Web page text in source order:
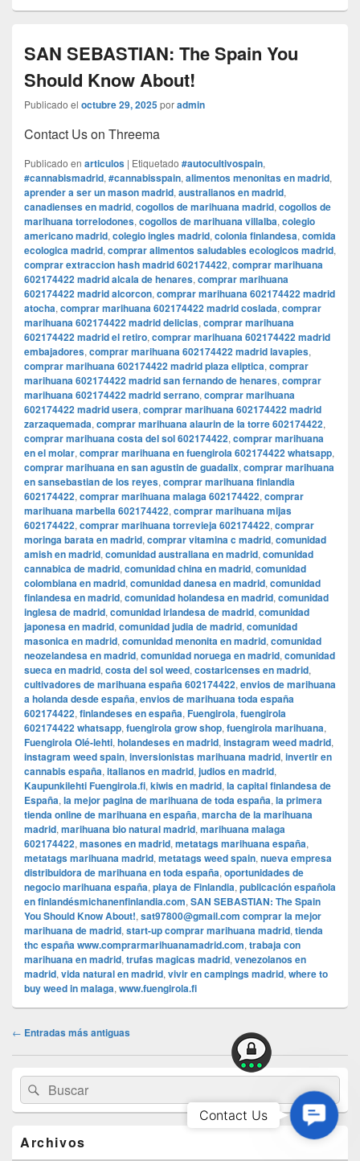
SAN SEBASTIAN: The Spain You
Should Know About!
Publicado el octubre 29, 2025poradmin
Contact Us on Threema
Publicado en articulos | Etiquetado #autocultivospain,
#cannabismadrid, #cannabisspain, alimentos menonitas en madrid,
aprender a ser un mason madrid, australianos en madrid,
canadienses en madrid, cogollos de marihuana madrid, cogollos de
marihuana torrelodones, cogollos de marihuana villalba, colegio
americano madrid, colegio ingles madrid, colonia finlandesa, comida
ecologica madrid, comprar alimentos saludables ecologicos madrid,
comprar extraccion hash madrid 602174422, comprar marihuana
602174422 madrid alcala de henares, comprar marihuana
602174422 madrid alcorcon, comprar marihuana 602174422 madrid
atocha, comprar marihuana 602174422 madrid coslada, comprar
marihuana 602174422 madrid delicias, comprar marihuana
602174422 madrid el retiro, comprar marihuana 602174422 madrid
embajadores, comprar marihuana 602174422 madrid lavapies,
comprar marihuana 602174422 madrid plaza eliptica, comprar
marihuana 602174422 madrid san fernando de henares, comprar
marihuana 602174422 madrid serrano, comprar marihuana
602174422 madrid usera, comprar marihuana 602174422 madrid
zarzaquemada, comprar marihuana alaurin de la torre 602174422,
comprar marihuana costa del sol 602174422, comprar marihuana
en el molar, comprar marihuana en fuengirola 602174422 whatsapp,
comprar marihuana en san agustin de guadalix, comprar marihuana
en sansebastian de los reyes, comprar marihuana finlandia
602174422, comprar marihuana malaga 602174422, comprar
marihuana marbella 602174422, comprar marihuana mijas
602174422, comprar marihuana torrevieja 602174422, comprar
moringa barata en madrid, comprar vitamina c madrid, comunidad
amish en madrid, comunidad australiana en madrid, comunidad
cannabica de madrid, comunidad china en madrid, comunidad
colombiana en madrid, comunidad danesa en madrid, comunidad
finlandesa en madrid, comunidad holandesa en madrid, comunidad
inglesa de madrid, comunidad irlandesa de madrid, comunidad
japonesa en madrid, comunidad judia de madrid, comunidad
masonica en madrid, comunidad menonita en madrid, comunidad
neozelandesa en madrid, comunidad noruega en madrid, comunidad
sueca en madrid, costa del sol weed, costaricenses en madrid,
cultivadores de marihuana españa 602174422, envios de marihuana
a holanda desde españa, envios de marihuana toda españa
602174422, finlandeses en españa, Fuengirola, fuengirola
602174422 whatsapp, fuengirola grow shop, fuengirola marihuana,
Fuengirola Olé-lehti, holandeses en madrid, instagram weed madrid,
instagram weed spain, inversionistas marihuana madrid, invertir en
cannabis españa, italianos en madrid, judios en madrid,
Kaupunkilehti Fuengirola.fi, kiwis en madrid, la capital finlandesa de
España, la mejor pagina de marihuana de toda españa, la primera
tienda online de marihuana en españa, marcha de la marihuana
madrid, marihuana bio natural madrid, marihuana malaga
602174422, masones en madrid, metatags marihuana españa,
metatags marihuana madrid, metatags weed spain, nueva empresa
distribuidora de marihuana en toda españa, oportunidades de
negocio marihuana españa, playa de Finlandia, publicación española
en finlandésmichanenfinlandia.com, SAN SEBASTIAN: The Spain
You Should Know About!, sat97800@gmail.com comprar la mejor
marihuana de madrid, start-up comprar marihuana madrid, tienda
thc españa www.comprarmarihuanamadrid.com, trabaja con
marihuana en madrid, trufas magicas madrid, venezolanos en
madrid, vida natural en madrid, vivir en campings madrid, where to
buy weed in malaga, www.fuengirola.fi
Navegación
← Entradas más antiguas
área
de
widget
lateral
Buscar
por:
Buscar
Archivos
Us
Contact Us